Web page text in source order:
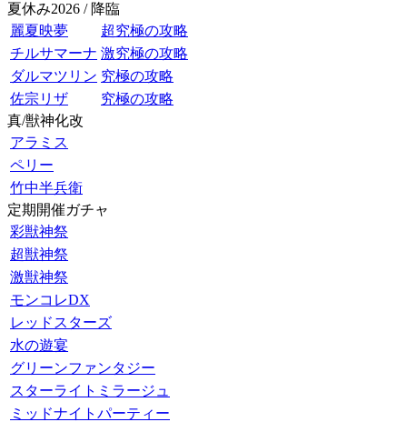
夏休み2026 / 降臨
麗夏映夢
超究極の攻略
チルサマーナ 激究極の攻略
ダルマツリン 究極の攻略
佐宗リザ
究極の攻略
真/獣神化改
アラミス
ペリー
竹中半兵衛
定期開催ガチャ
彩獣神祭
超獣神祭
激獣神祭
モンコレDX
レッドスターズ
水の遊宴
グリーンファンタジー
スターライトミラージュ
ミッドナイトパーティー